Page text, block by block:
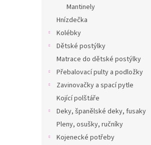
Mantinely
Hnízdečka
Kolébky
Dětské postýlky
Matrace do dětské postýlky
Přebalovací pulty a podložky
Zavinovačky a spací pytle
Kojící polštáře
Deky, španělské deky, fusaky
Pleny, osušky, ručníky
Kojenecké potřeby